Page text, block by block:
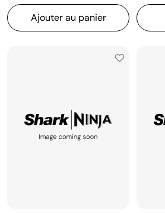
Ajouter au panier